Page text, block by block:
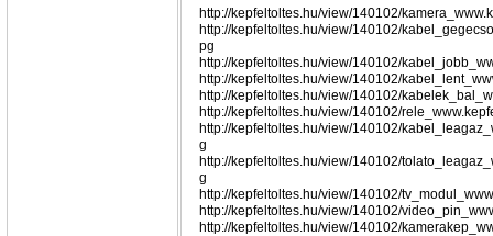
http://kepfeltoltes.hu/view/140102/
http://kepfeltoltes.hu/view/140102/
pg
http://kepfeltoltes.hu/view/140102/
http://kepfeltoltes.hu/view/140102/
http://kepfeltoltes.hu/view/140102/
http://kepfeltoltes.hu/view/140102/
http://kepfeltoltes.hu/view/140102/
g
http://kepfeltoltes.hu/view/140102/
g
http://kepfeltoltes.hu/view/140102/
http://kepfeltoltes.hu/view/140102/
http://kepfeltoltes.hu/view/140102/